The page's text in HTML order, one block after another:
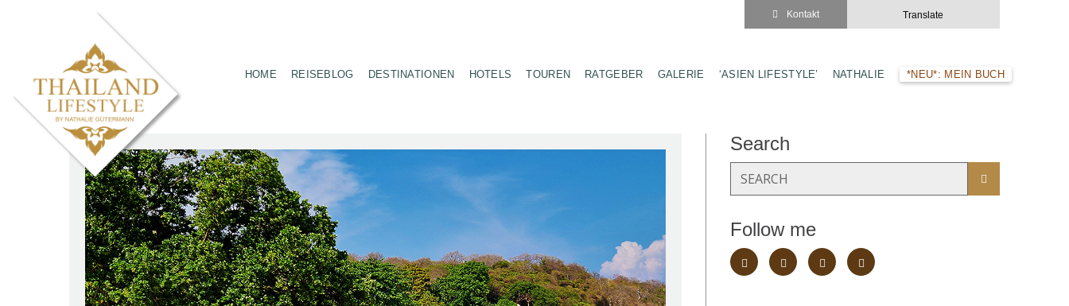
Kontakt Translate
HOME REISEBLOG DESTINATIONEN HOTELS TOUREN RATGEBER GALERIE ‘ASIEN LIFESTYLE’ NATHALIE *NEU*: MEIN BUCH
Search
Follow me